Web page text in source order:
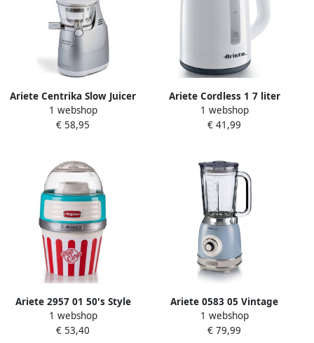
Ariete Centrika Slow Juicer
Metal mod.168
1 webshop
€ 58,95
Ariete Cordless 1 7 liter
draadloze waterkoker
1 webshop
€ 41,99
Ariete 2957 01 50's Style
Popcornmachine 1100 Watt
Bereidingstijd: 60 gram in 2
1 webshop
€ 53,40
Ariete 0583 05 Vintage
Blender 1100 Watt glazen
kan 1 5 liter inhoud Ice
1 webshop
€ 79,99